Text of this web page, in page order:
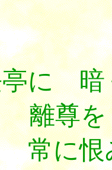
に 暗
離尊
常に